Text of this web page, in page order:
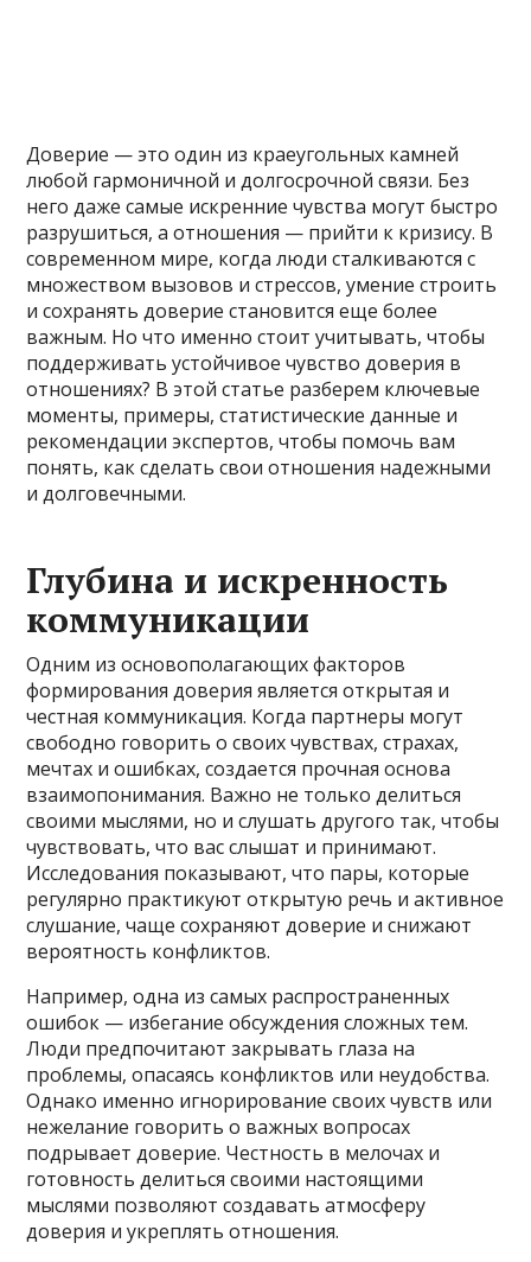
Доверие — это один из краеугольных камней
любой гармоничной и долгосрочной связи. Без
него даже самые искренние чувства могут быстро
разрушиться, а отношения — прийти к кризису. В
современном мире, когда люди сталкиваются с
множеством вызовов и стрессов, умение строить
и сохранять доверие становится еще более
важным. Но что именно стоит учитывать, чтобы
поддерживать устойчивое чувство доверия в
отношениях? В этой статье разберем ключевые
моменты, примеры, статистические данные и
рекомендации экспертов, чтобы помочь вам
понять, как сделать свои отношения надежными
и долговечными.
Глубина и искренность
коммуникации
Одним из основополагающих факторов
формирования доверия является открытая и
честная коммуникация. Когда партнеры могут
свободно говорить о своих чувствах, страхах,
мечтах и ошибках, создается прочная основа
взаимопонимания. Важно не только делиться
своими мыслями, но и слушать другого так, чтобы
чувствовать, что вас слышат и принимают.
Исследования показывают, что пары, которые
регулярно практикуют открытую речь и активное
слушание, чаще сохраняют доверие и снижают
вероятность конфликтов.
Например, одна из самых распространенных
ошибок — избегание обсуждения сложных тем.
Люди предпочитают закрывать глаза на
проблемы, опасаясь конфликтов или неудобства.
Однако именно игнорирование своих чувств или
нежелание говорить о важных вопросах
подрывает доверие. Честность в мелочах и
готовность делиться своими настоящими
мыслями позволяют создавать атмосферу
доверия и укреплять отношения.